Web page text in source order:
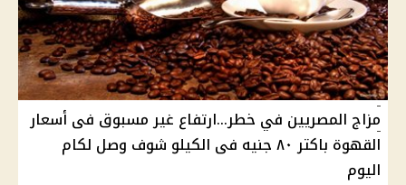
مزاج المصريين في خطر...ارتفاع غير مسبوق فى أسعار
القهوة باكتر ٨٠ جنيه فى الكيلو شوف وصل لكام
اليوم